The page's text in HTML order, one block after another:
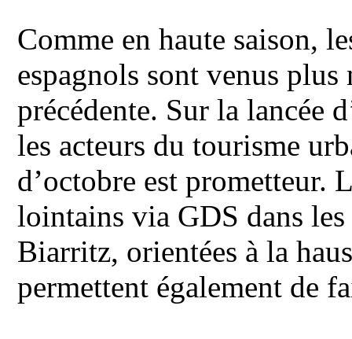
Comme en haute saison,
espagnols sont venus plus
précédente. Sur la lancée
les acteurs du tourisme
d’octobre est prometteur.
lointains via GDS dans
Biarritz, orientées à la
permettent également de